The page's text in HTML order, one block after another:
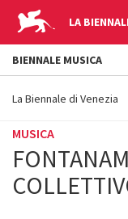
LA
YOUR
ARE
La Biennale di Venezia
MUSICA
BIENNALE MUSICA